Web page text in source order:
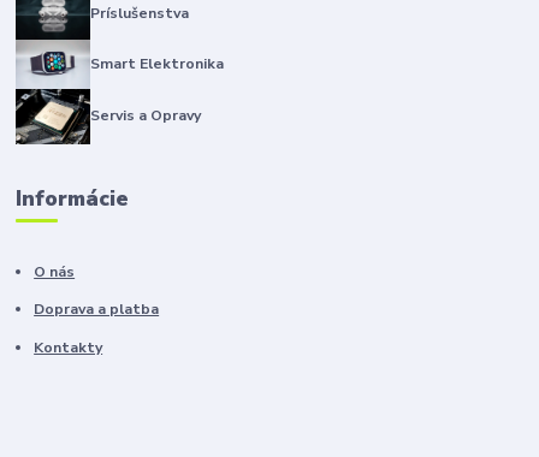
Príslušenstva
Smart Elektronika
Servis a Opravy
Informácie
O nás
Doprava a platba
Kontakty